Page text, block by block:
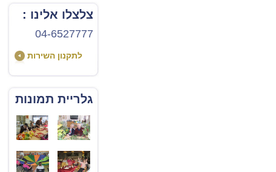
צלצלו אלינו :
04-6527777
לתקנון השירות
גלריית תמונות